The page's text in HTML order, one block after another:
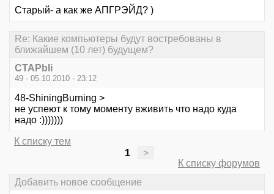
Старый- а как же АПГРЭЙД? )
Re: Какие компьютеры будут востребованы в
ближайшем (10 лет) будущем?
CTAPbIi
49 - 05.10.2010 - 23:12
48-ShiningBurning >
не успеют к тому моменту вживить что надо куда
надо :)))))))
К списку тем
1
>
К списку форумов
Добавить новое сообщение